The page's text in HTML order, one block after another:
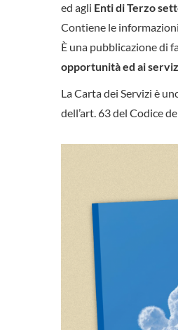
ed agli Enti di Terzo
Contiene le
È una pubblicazione di
opportunità ed ai
La Carta dei Servizi è
dell’art. 63 del Codice